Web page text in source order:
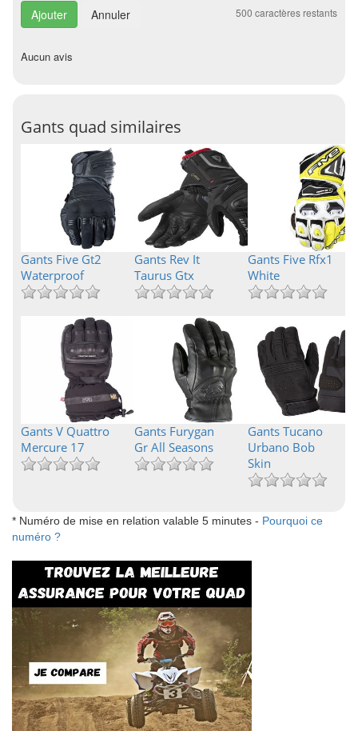
Annuler 500 caractères restants
Aucun avis
Gants quad similaires
Gants Five Gt2
Waterproof
Gants Rev It
Taurus Gtx
Gants Five Rfx1
White
Gants V Quattro
Mercure 17
Gants Furygan
Gr All Seasons
Gants Tucano
Urbano Bob
Skin
* Numéro de mise en relation valable 5 minutes - Pourquoi ce
numéro ?